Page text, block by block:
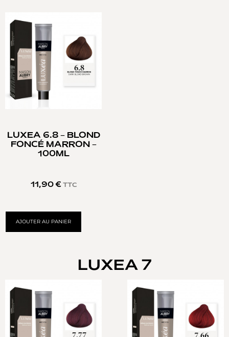
LUXEA 6.8 – BLOND
FONCÉ MARRON –
100ML
11,90 € TTC
AJOUTER AU PANIER
LUXEA 7